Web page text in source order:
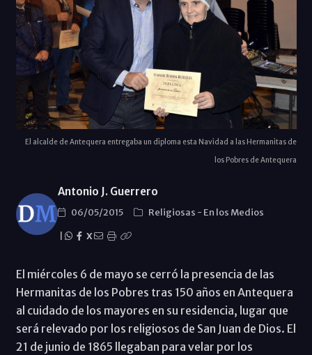
El alcalde de Antequera entregaba un diploma esta Navidad a las Hermanitas de
los Pobres de Antequera
Antonio J. Guerrero
06/05/2015 Religiosas - En los Medios
X
El miércoles 6 de mayo se cerró la presencia de las
Hermanitas de los Pobres tras 150 años en Antequera
al cuidado de los mayores en su residencia, lugar que
será relevado por los religiosos de San Juan de Dios. El
21 de junio de 1865 llegaban para velar por los